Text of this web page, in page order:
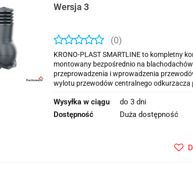
Wersja 3
(0)
KRONO-PLAST SMARTLINE to kompletny
montowany bezpośrednio na
przeprowadzenia i wprowadzenia
wylotu przewodów centralnego
Wysyłka w ciągu
do 3 dni
Dostępność
Duża dostępność